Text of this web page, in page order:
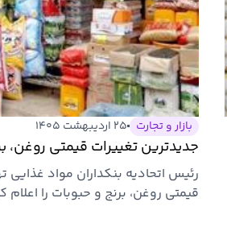
بازار و تجارت ۲۵ اردیبهشت ۱۴۰۵
جدیدترین تغییرات قیمتی روغن،
رئیس اتحادیه بنکداران مواد غذایی
قیمتی روغن، برنج و حبوبات را اعلام